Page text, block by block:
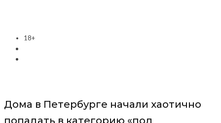
18+
Дома в Петербурге начали хаотично
попадать в категорию «под